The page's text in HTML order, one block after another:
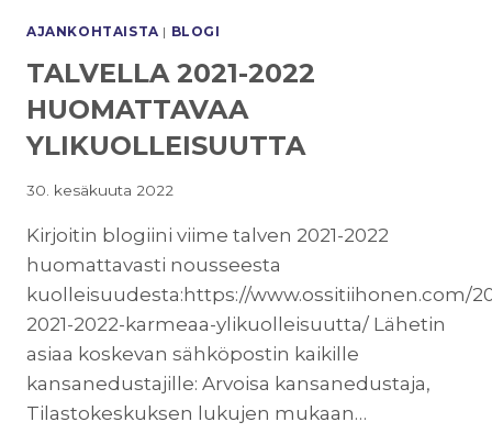
AJANKOHTAISTA | BLOGI
TALVELLA 2021-2022
HUOMATTAVAA
YLIKUOLLEISUUTTA
30. kesäkuuta 2022
Kirjoitin blogiini viime talven 2021-2022
huomattavasti nousseesta
kuolleisuudesta:https://www.ossitiihonen.com/
2021-2022-karmeaa-ylikuolleisuutta/ Lähetin
asiaa koskevan sähköpostin kaikille
kansanedustajille: Arvoisa kansanedustaja,
Tilastokeskuksen lukujen mukaan…